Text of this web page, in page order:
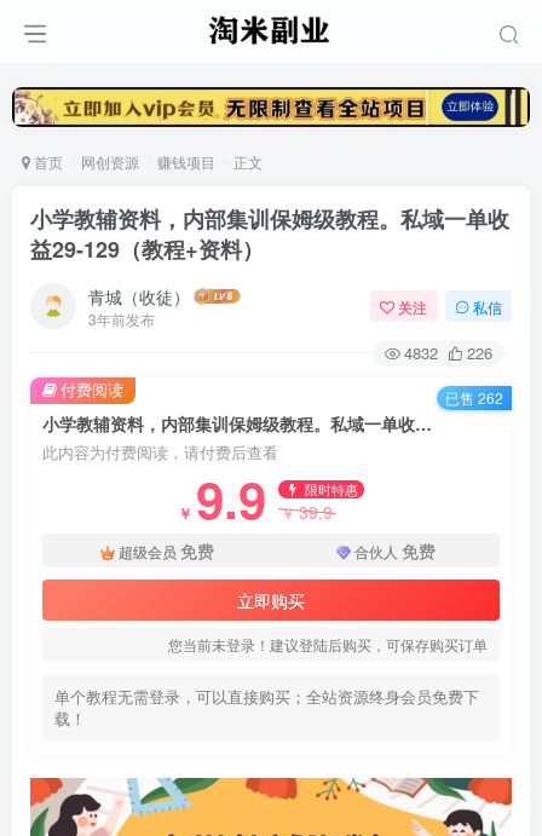
首页 网创资源 赚钱项目 正文
小学教辅资料，内部集训保姆级教程。私域一单收
益29-129（教程+资料）
青城（收徒）
3年前发布
关注 私信
4832 226
小学教辅资料，内部集训保姆级教程。私域一单收益29-129（教程+资料）
此内容为付费阅读，请付费后查看
￥ 9.9 限时特惠
￥39.9
超级会员 免费 合伙人 免费
立即购买
您当前未登录！建议登陆后购买，可保存购买订单
单个教程无需登录，可以直接购买；全站资源终身会员免费下
载！
付费阅读 已售 262